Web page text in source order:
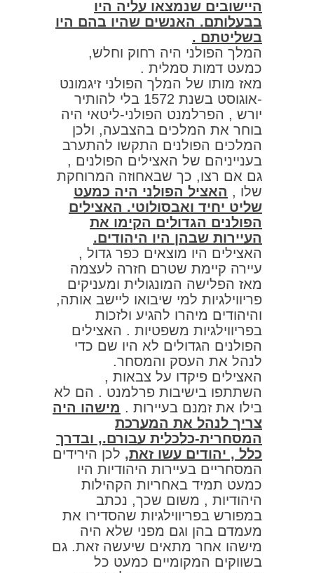
היישובים שנמצאו עליה היו
בבעלותם. האנשים שהיו בהם היו
בשליטתם .
המלך הפולני היה רחוק וחלש,
כמעט דמות סמלית .
מאז מותו של המלך הפולני זיגמונט
-אוגוסט בשנת 1572 בלי להותיר
יורש , הפרלמנט הפולני-ליטאי היה
בוחר את המלכים בהצבעה, ולכן
המלכים הפולנים התקשו להתערב
בענייניהם של האצילים הפולנים ,
גם אם רצו, כך שבאחוזה המרוחקת
שלו , האציל הפולני היה כמעט
שליט יחיד ואבסולוטי. האצילים
הפולנים הגדולים הקימו את
העיירות שבהן היו היהודים.
האצילים היו מוצאים כפר גדול ,
עיירה קיימת שטרם חזרה לעצמה
מאז הפלישה המונגולית ומעניקים
פריווילגיות למי שיבואו ליישב אותה,
והיהודים מיהרו להגיע ולזכות
בפריווילגיות משפטיות . האצילים
הפולנים הגדולים לא היו שם כדי
לנהל את העסק והמסחר.
האצילים פיקדו על צבאות ,
השתתפו בישיבות פרלמנט . הם לא
בילו את זמנם בעיירות . מישהו היה
צריך לנהל את המערכת
המסחרית-כלכלית עבורם., ובדרך
כלל , יהודים עשו זאת, לכן הירידים
המסחריים בעיירות היהודיות היו
כמעט תמיד באחריות הקהילות
היהודיות , משום שכך, נכתב
במפורש בפריווילגיות שהסדירו את
מעמדם בהן וגם מפני שלא היה
מישהו אחר מתאים שיעשה זאת. גם
בשווקים המקומיים כמעט כל